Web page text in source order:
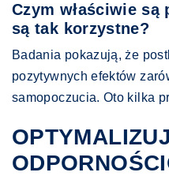
Czym właściwie
są tak korzystne?
Badania pokazują, że
pozytywnych efektów
samopoczucia. Oto kilka